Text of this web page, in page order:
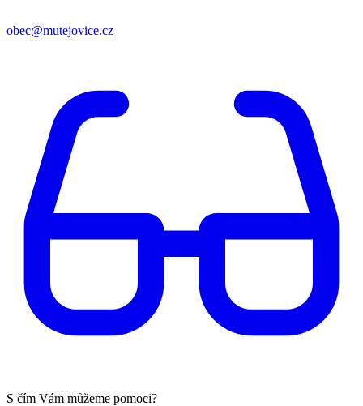
obec@mutejovice.cz
S čím Vám můžeme pomoci?